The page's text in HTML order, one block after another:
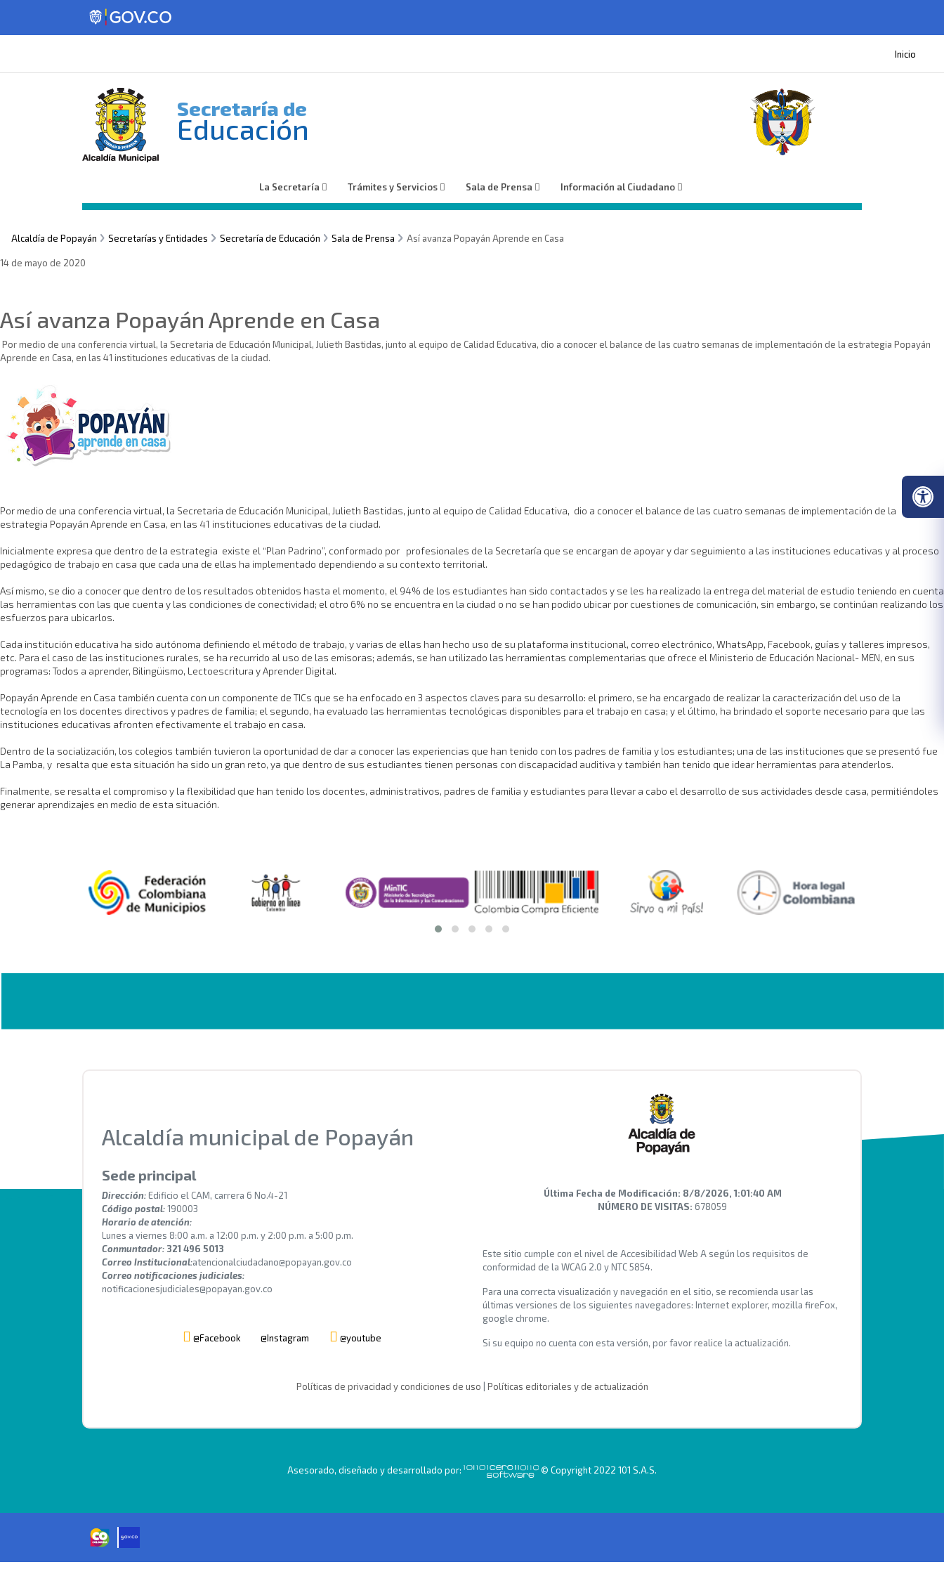
Inicio
Secretaría de
Educación
La Secretaría Trámites y Servicios Sala de Prensa Información al Ciudadano
Alcaldía de Popayán Secretarías y Entidades Secretaría de Educación Sala de Prensa Así avanza Popayán Aprende en Casa
14 de mayo de 2020
Así avanza Popayán Aprende en Casa
Por medio de una conferencia virtual, la Secretaria de Educación Municipal, Julieth Bastidas, junto al equipo de Calidad Educativa, dio a conocer el balance de las cuatro semanas de implementación de la estrategia Popayán
Aprende en Casa, en las 41 instituciones educativas de la ciudad.
Por medio de una conferencia virtual, la Secretaria de Educación Municipal, Julieth Bastidas, junto al equipo de Calidad Educativa, dio a conocer el balance de las cuatro semanas de implementación de la
estrategia Popayán Aprende en Casa, en las 41 instituciones educativas de la ciudad.
Inicialmente expresa que dentro de la estrategia existe el “Plan Padrino”, conformado por profesionales de la Secretaría que se encargan de apoyar y dar seguimiento a las instituciones educativas y al proceso
pedagógico de trabajo en casa que cada una de ellas ha implementado dependiendo a su contexto territorial.
Así mismo, se dio a conocer que dentro de los resultados obtenidos hasta el momento, el 94% de los estudiantes han sido contactados y se les ha realizado la entrega del material de estudio teniendo en cuenta
las herramientas con las que cuenta y las condiciones de conectividad; el otro 6% no se encuentra en la ciudad o no se han podido ubicar por cuestiones de comunicación, sin embargo, se continúan realizando los
esfuerzos para ubicarlos.
Cada institución educativa ha sido autónoma definiendo el método de trabajo, y varias de ellas han hecho uso de su plataforma institucional, correo electrónico, WhatsApp, Facebook, guías y talleres impresos,
etc. Para el caso de las instituciones rurales, se ha recurrido al uso de las emisoras; además, se han utilizado las herramientas complementarias que ofrece el Ministerio de Educación Nacional- MEN, en sus
programas: Todos a aprender, Bilingüismo, Lectoescritura y Aprender Digital.
Popayán Aprende en Casa también cuenta con un componente de TICs que se ha enfocado en 3 aspectos claves para su desarrollo: el primero, se ha encargado de realizar la caracterización del uso de la
tecnología en los docentes directivos y padres de familia; el segundo, ha evaluado las herramientas tecnológicas disponibles para el trabajo en casa; y el último, ha brindado el soporte necesario para que las
instituciones educativas afronten efectivamente el trabajo en casa.
Dentro de la socialización, los colegios también tuvieron la oportunidad de dar a conocer las experiencias que han tenido con los padres de familia y los estudiantes; una de las instituciones que se presentó fue
La Pamba, y resalta que esta situación ha sido un gran reto, ya que dentro de sus estudiantes tienen personas con discapacidad auditiva y también han tenido que idear herramientas para atenderlos.
Finalmente, se resalta el compromiso y la flexibilidad que han tenido los docentes, administrativos, padres de familia y estudiantes para llevar a cabo el desarrollo de sus actividades desde casa, permitiéndoles
generar aprendizajes en medio de esta situación.​
Alcaldía municipal de Popayán
Sede principal
Dirección: Edificio el CAM, carrera 6 No.4-21
Código postal:190003
Horario de atención:
Lunes a viernes 8:00 a.m. a 12:00 p.m. y 2:00 p.m. a 5:00 p.m.
Conmuntador: 321 496 5013
Correo Institucional:atencionalciudadano@popayan.gov.co
Correo notificaciones judiciales:
notificacionesjudiciales@popayan.gov.co
@Facebook @Instagram @youtube
Última Fecha de Modificación: 8/8/2026, 1:01:40 AM
NÚMERO DE VISITAS: 678059
Este sitio cumple con el nivel de Accesibilidad Web A según los requisitos de
conformidad de la WCAG 2.0 y NTC 5854.
Para una correcta visualización y navegación en el sitio, se recomienda usar las
últimas versiones de los siguientes navegadores: Internet explorer, mozilla fireFox,
google chrome.
Si su equipo no cuenta con esta versión, por favor realice la actualización.
Políticas de privacidad y condiciones de uso Políticas editoriales y de actualización
Asesorado, diseñado y desarrollado por: © Copyright 2022 101 S.A.S.